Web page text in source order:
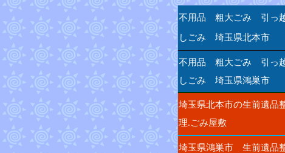
不用品 粗大ごみ 引っ
しごみ 埼玉県北本市
不用品 粗大ごみ 引っ
しごみ 埼玉県鴻巣市
埼玉県北本市の生前遺品
理.ごみ屋敷
埼玉県鴻巣市 生前遺品